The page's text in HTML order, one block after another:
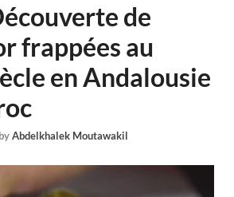
de
frappées au
en Andalousie
byAbdelkhalek Moutawakil